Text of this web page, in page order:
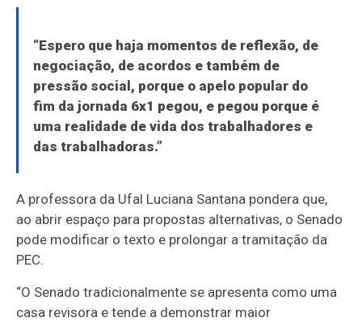
“Espero que haja momentos de reflexão, de
negociação, de acordos e também de
pressão social, porque o apelo popular do
fim da jornada 6x1 pegou, e pegou porque é
uma realidade de vida dos trabalhadores e
das trabalhadoras.”
A professora da Ufal Luciana Santana pondera que,
ao abrir espaço para propostas alternativas, o Senado
pode modificar o texto e prolongar a tramitação da
PEC.
“O Senado tradicionalmente se apresenta como uma
casa revisora e tende a demonstrar maior